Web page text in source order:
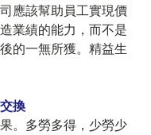
應該幫助員工實現價
業績的能力，而不是
的一無所獲。精益生
換
。多勞多得，少勞少